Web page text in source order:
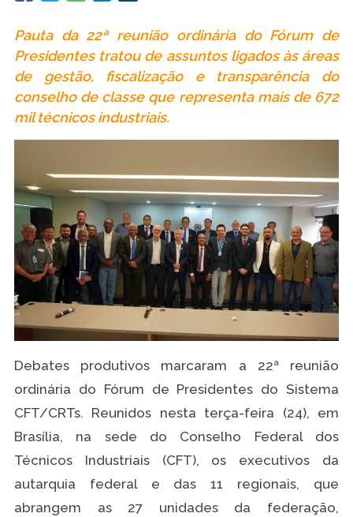
Pauta da 22ª reunião ordinária do Fórum de
Presidentes tratou de assuntos ligados às áreas
de gestão, fiscalização e transparência do
conselho de classe que representa mais de 672
mil técnicos industriais.
Debates produtivos marcaram a 22ª reunião
ordinária do Fórum de Presidentes do Sistema
CFT/CRTs. Reunidos nesta terça-feira (24), em
Brasília, na sede do Conselho Federal dos
Técnicos Industriais (CFT), os executivos da
autarquia federal e das 11 regionais, que
abrangem as 27 unidades da federação,